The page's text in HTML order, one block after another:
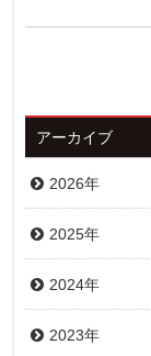
アーカイブ
2026年
2025年
2024年
2023年